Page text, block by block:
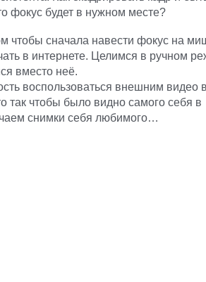
фокус будет в нужном месте?
чтобы сначала навести фокус на
в интернете. Целимся в ручном
вместо неё.
воспользоваться внешним видео
так чтобы было видно самого себя в
снимки себя любимого…